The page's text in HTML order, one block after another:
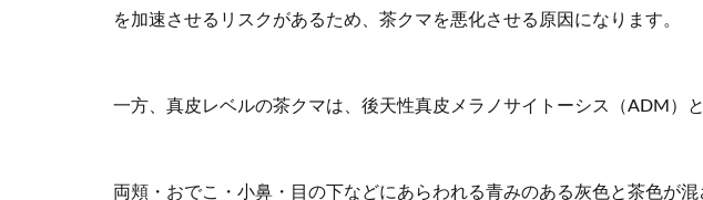
を加速させるリスクがあるため、茶クマを悪化させる原因になります。
一方、真皮レベルの茶クマは、後天性真皮メラノサイトーシス（ADM）
両頬・おでこ・小鼻・目の下などにあらわれる青みのある灰色と茶色が混